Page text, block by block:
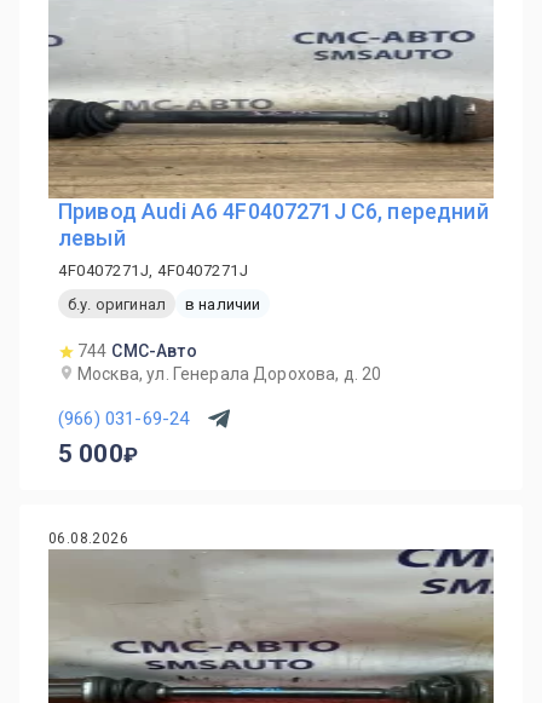
Привод Audi A6 4F0407271J C6, передний
левый
4F0407271J, 4F0407271J
б.у. оригинал
в наличии
744 СМС-Авто
Москва, ул. Генерала Дорохова, д. 20
(966) 031-69-24
5 000
06.08.2026